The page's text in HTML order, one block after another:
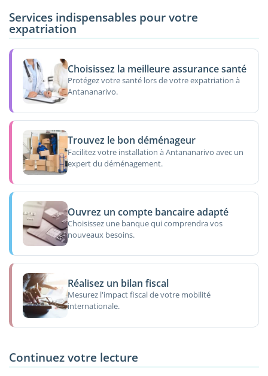
Services indispensables pour votre
expatriation
Choisissez la meilleure assurance santé
Protégez votre santé lors de votre expatriation à
Antananarivo.
Trouvez le bon déménageur
Facilitez votre installation à Antananarivo avec un
expert du déménagement.
Ouvrez un compte bancaire adapté
Choisissez une banque qui comprendra vos
nouveaux besoins.
Réalisez un bilan fiscal
Mesurez l'impact fiscal de votre mobilité
internationale.
Continuez votre lecture